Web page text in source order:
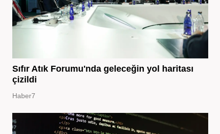
Sıfır Atık Forumu'nda geleceğin yol haritası
çizildi
Haber7